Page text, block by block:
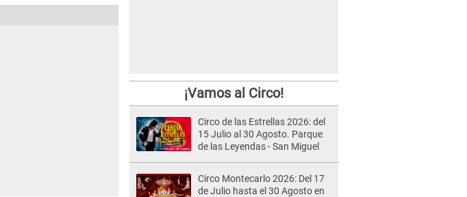
¡Vamos al Circo!
Circo de las Estrellas 2026: del
15 Julio al 30 Agosto. Parque
de las Leyendas - San Miguel
Circo Montecarlo 2026: Del 17
de Julio hasta el 30 Agosto en